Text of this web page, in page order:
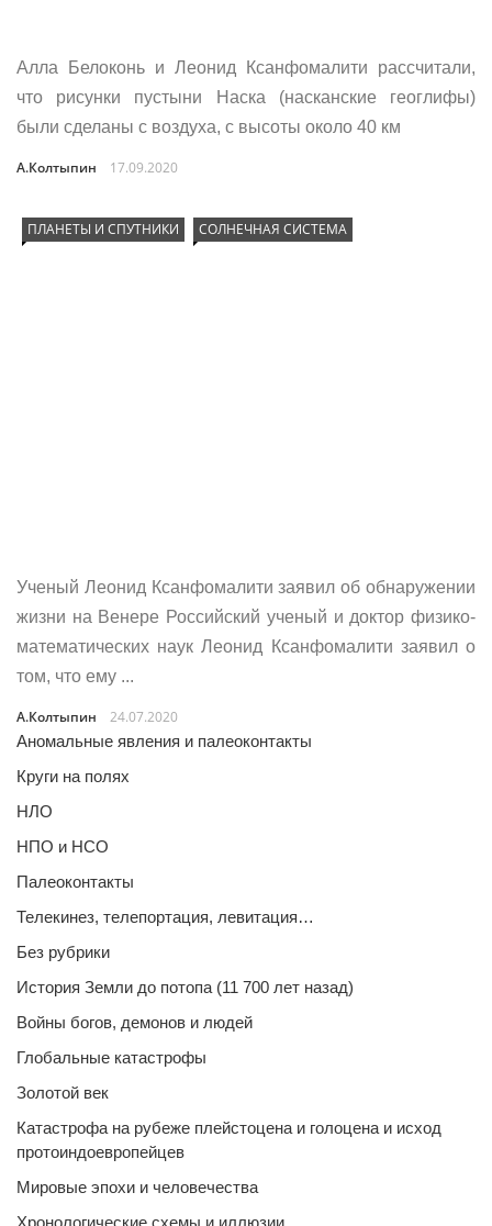
Алла Белоконь и Леонид Ксанфомалити рассчитали,
что рисунки пустыни Наска (насканские геоглифы)
были сделаны с воздуха, с высоты около 40 км
А.Колтыпин 17.09.2020
ПЛАНЕТЫ И СПУТНИКИ СОЛНЕЧНАЯ СИСТЕМА
Ученый Леонид Ксанфомалити заявил об обнаружении
жизни на Венере Российский ученый и доктор физико-
математических наук Леонид Ксанфомалити заявил о
том, что ему ...
А.Колтыпин
24.07.2020
Аномальные явления и палеоконтакты
Круги на полях
НЛО
НПО и НСО
Палеоконтакты
Телекинез, телепортация, левитация…
Без рубрики
История Земли до потопа (11 700 лет назад)
Войны богов, демонов и людей
Глобальные катастрофы
Золотой век
Катастрофа на рубеже плейстоцена и голоцена и исход
протоиндоевропейцев
Мировые эпохи и человечества
Хронологические схемы и иллюзии